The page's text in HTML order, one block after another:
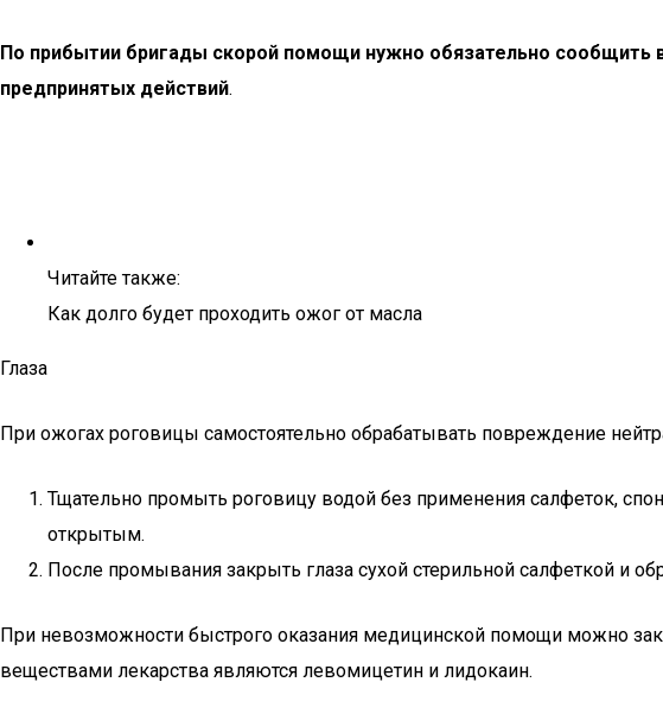
По прибытии бригады скорой помощи нужно обязательно сообщить
предпринятых действий.
Читайте также:
Как долго будет проходить ожог от масла
Глаза
При ожогах роговицы самостоятельно обрабатывать повреждение
Тщательно промыть роговицу водой без применения салфеток,
открытым.
После промывания закрыть глаза сухой стерильной салфеткой и
При невозможности быстрого оказания медицинской помощи можно
веществами лекарства являются левомицетин и лидокаин.